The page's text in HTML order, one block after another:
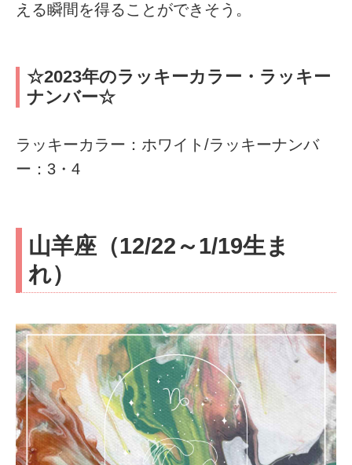
える瞬間を得ることができそう。
☆2023年のラッキーカラー・ラッキー
ナンバー☆
ラッキーカラー：ホワイト/ラッキーナンバ
ー：3・4
山羊座（12/22～1/19生ま
れ）